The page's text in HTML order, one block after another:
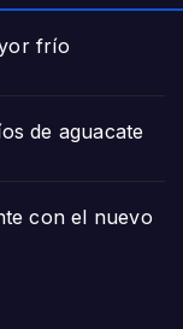
frío
de aguacate
con el nuevo